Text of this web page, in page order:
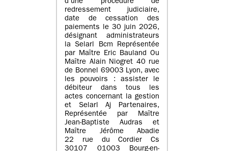
d’une procédure de
redressement judiciaire,
date de cessation des
paiements le 30 juin 2026,
désignant administrateurs
la Selarl Bcm Représentée
par Maître Eric Bauland Ou
Maître Alain Niogret 40 rue
de Bonnel 69003 Lyon, avec
les pouvoirs : assister le
débiteur dans tous les
actes concernant la gestion
et Selarl Aj Partenaires,
Représentée par Maître
Jean-Baptiste Audras et
Maître Jérôme Abadie
22 rue du Cordier Cs
30107 01003 Bourg-en-